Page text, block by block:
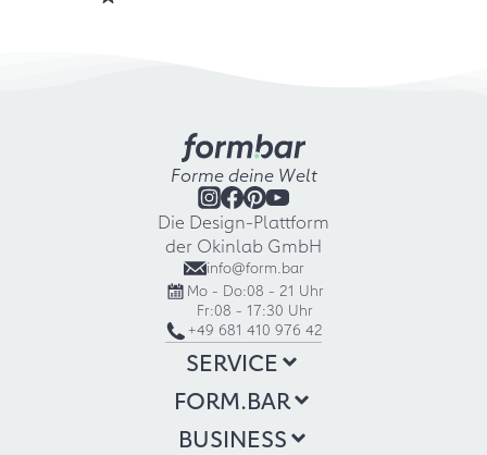
Forme deine Welt
Die Design-Plattform
der Okinlab GmbH
info@form.bar
Mo - Do:08 - 21 Uhr
Fr:08 - 17:30 Uhr
+49 681 410 976 42
SERVICE
FORM.BAR
BUSINESS